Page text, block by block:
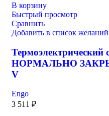
В корзину
Быстрый просмотр
Сравнить
Добавить в список желаний
Термоэлектрический
НОРМАЛЬНО
V
Engo
3 511 ₽